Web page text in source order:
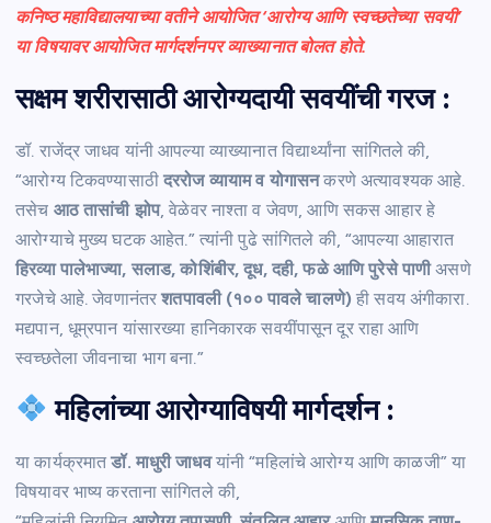
कनिष्ठ महाविद्यालयाच्या वतीने आयोजित ‘आरोग्य आणि स्वच्छतेच्या सवयी’
या विषयावर आयोजित मार्गदर्शनपर व्याख्यानात बोलत होते.
सक्षम शरीरासाठी आरोग्यदायी सवयींची गरज :
डॉ. राजेंद्र जाधव यांनी आपल्या व्याख्यानात विद्यार्थ्यांना सांगितले की,
“आरोग्य टिकवण्यासाठीदररोज व्यायाम व योगासनकरणे अत्यावश्यक आहे.
तसेच आठ तासांची झोप, वेळेवर नाश्ता व जेवण, आणि सकस आहार हे
आरोग्याचे मुख्य घटक आहेत.” त्यांनी पुढे सांगितले की, “आपल्या आहारात
हिरव्या पालेभाज्या, सलाड, कोशिंबीर, दूध, दही, फळे आणि पुरेसे पाणीअसणे
गरजेचे आहे. जेवणानंतरशतपावली (१०० पावले चालणे) ही सवय अंगीकारा.
मद्यपान, धूम्रपान यांसारख्या हानिकारक सवयींपासून दूर राहा आणि
स्वच्छतेला जीवनाचा भाग बना.”
महिलांच्या आरोग्याविषयी मार्गदर्शन :
या कार्यक्रमातडॉ. माधुरी जाधवयांनी “महिलांचे आरोग्य आणि काळजी” या
विषयावर भाष्य करताना सांगितले की,